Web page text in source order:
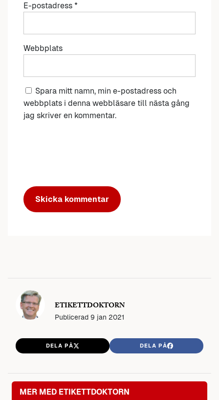
E-postadress *
Webbplats
Spara mitt namn, min e-postadress och
webbplats i denna webbläsare till nästa gång
jag skriver en kommentar.
ETIKETTDOKTORN
Publicerad 9 jan 2021
DELA PÅ DELA PÅ
MER MED ETIKETTDOKTORN